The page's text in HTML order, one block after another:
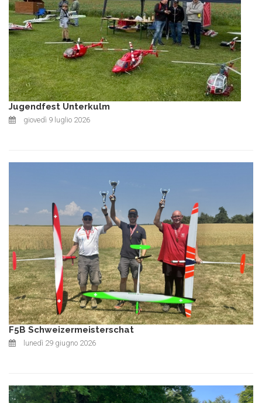
Jugendfest Unterkulm
giovedì 9 luglio 2026
F5B Schweizermeisterschat
lunedì 29 giugno 2026